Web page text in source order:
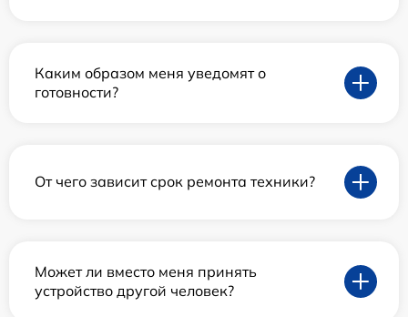
Каким образом меня уведомят о
готовности?
От чего зависит срок ремонта техники?
Может ли вместо меня принять
устройство другой человек?